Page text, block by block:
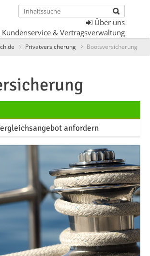
Über uns
Kundenservice & Vertragsverwaltung
Privatversicherung Bootsversicherung
anfordern